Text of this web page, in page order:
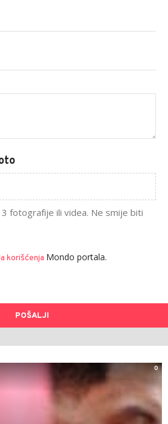
fotografije ili videa. Ne smije biti
korišćenja Mondo portala.
POŠALJI
0